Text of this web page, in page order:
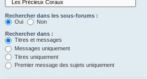
Rechercher dans les sous-forums :
Oui
Non
Rechercher dans :
Titres et messages
Messages uniquement
Titres uniquement
Premier message des sujets uniquement